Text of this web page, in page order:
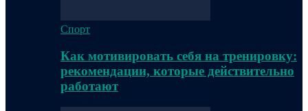
Спорт
Как мотивировать себя на тренировку:
рекомендации, которые действительно
работают